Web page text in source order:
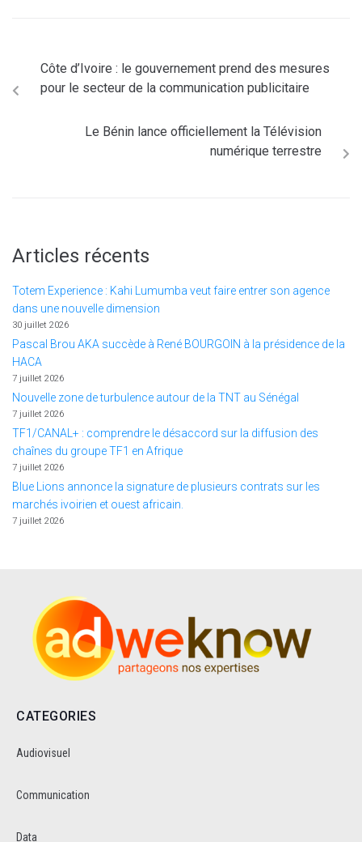
Côte d’Ivoire : le gouvernement prend des mesures
pour le secteur de la communication publicitaire
Le Bénin lance officiellement la Télévision
numérique terrestre
Articles récents
Totem Experience : Kahi Lumumba veut faire entrer son agence
dans une nouvelle dimension
30 juillet 2026
Pascal Brou AKA succède à René BOURGOIN à la présidence de la
HACA
7 juillet 2026
Nouvelle zone de turbulence autour de la TNT au Sénégal
7 juillet 2026
TF1/CANAL+ : comprendre le désaccord sur la diffusion des
chaînes du groupe TF1 en Afrique
7 juillet 2026
Blue Lions annonce la signature de plusieurs contrats sur les
marchés ivoirien et ouest africain.
7 juillet 2026
CATEGORIES
Audiovisuel
Communication
Data